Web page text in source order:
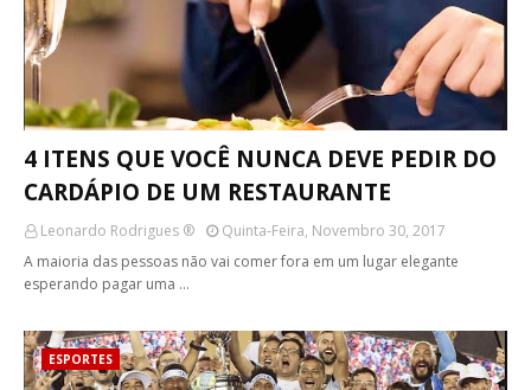
4 ITENS QUE VOCÊ NUNCA DEVE PEDIR DO
CARDÁPIO DE UM RESTAURANTE
Leonardo Rodrigues ®
Quinta-Feira, Novembro 30, 2017
A maioria das pessoas não vai comer fora em um lugar elegante
esperando pagar uma …
ESPORTES